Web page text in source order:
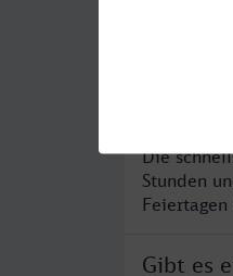
Was ist
Die
Stunden
Gibt es